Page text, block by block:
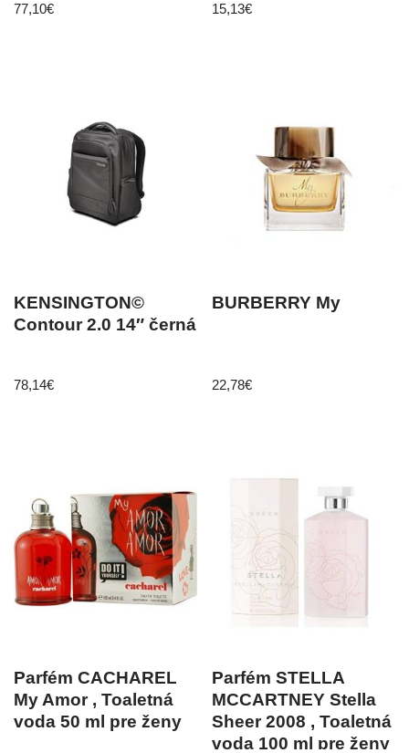
77,10€ 15,13€
KENSINGTON©
Contour 2.0 14″ černá
78,14€
BURBERRY My
22,78€
Parfém CACHAREL
My Amor , Toaletná
voda 50 ml pre ženy
Parfém STELLA
MCCARTNEY Stella
Sheer 2008 , Toaletná
voda 100 ml pre ženy